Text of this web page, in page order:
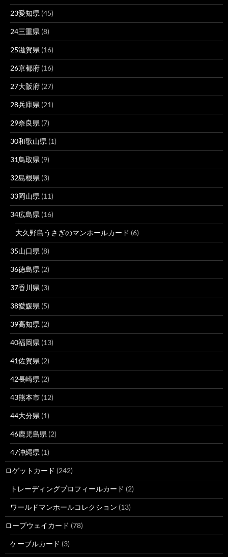
23愛知県 (45)
24三重県 (8)
25滋賀県 (16)
26京都府 (16)
27大阪府 (27)
28兵庫県 (21)
29奈良県 (7)
30和歌山県 (1)
31鳥取県 (9)
32島根県 (3)
33岡山県 (11)
34広島県 (16)
大久野島うさぎのマンホールカード (6)
35山口県 (8)
36徳島県 (2)
37香川県 (3)
38愛媛県 (5)
39高知県 (2)
40福岡県 (13)
41佐賀県 (2)
42長崎県 (2)
43熊本市 (12)
44大分県 (1)
46鹿児島県 (2)
47沖縄県 (1)
ロゲットカード (242)
トレーディングプロフィールカード (2)
ワールドマンホールコレクション (13)
ロープウェイカード (78)
ケーブルカード (3)